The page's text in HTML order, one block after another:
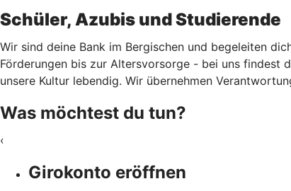
Schüler, Azubis und Studierende
Wir sind deine Bank im Bergischen und begeleiten
Förderungen bis zur Altersvorsorge - bei uns findest
unsere Kultur lebendig. Wir übernehmen
Was möchtest du tun?
‹
Girokonto eröffnen